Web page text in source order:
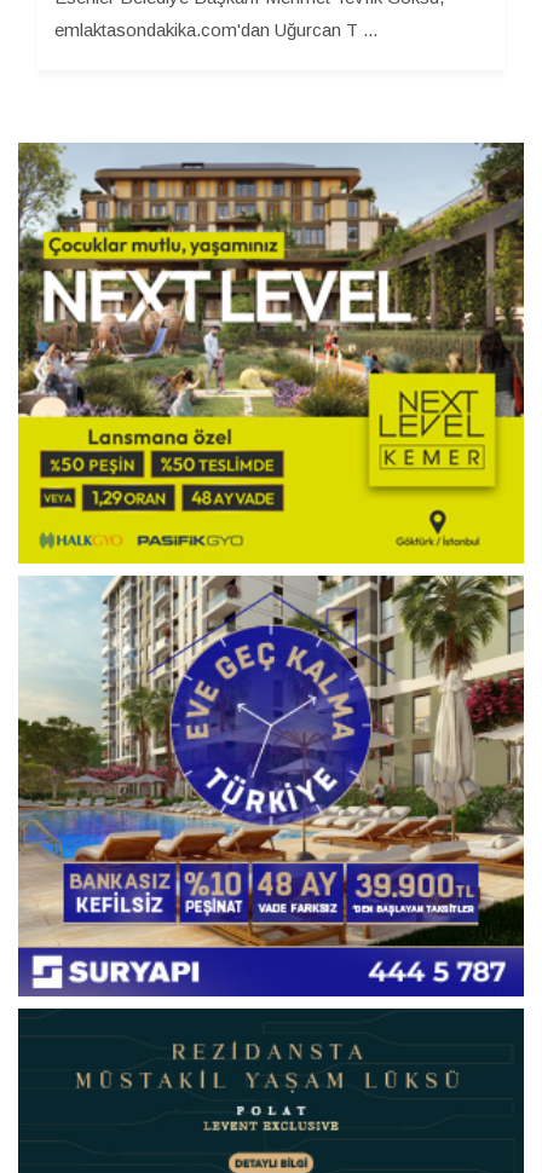
emlaktasondakika.com'dan Uğurcan T ...